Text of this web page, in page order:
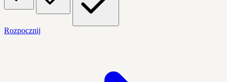
Rozpocznij